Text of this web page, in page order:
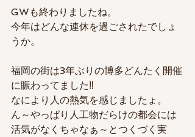
GWも終わりましたね。
今年はどんな連休を過ごされたでしょ
うか。
福岡の街は3年ぶりの博多どんたく開催
に賑わってました‼
なにより人の熱気を感じましたょ。
ん～やっぱり人工物だらけの都会には
活気がなくちゃなぁ～とつくづく実